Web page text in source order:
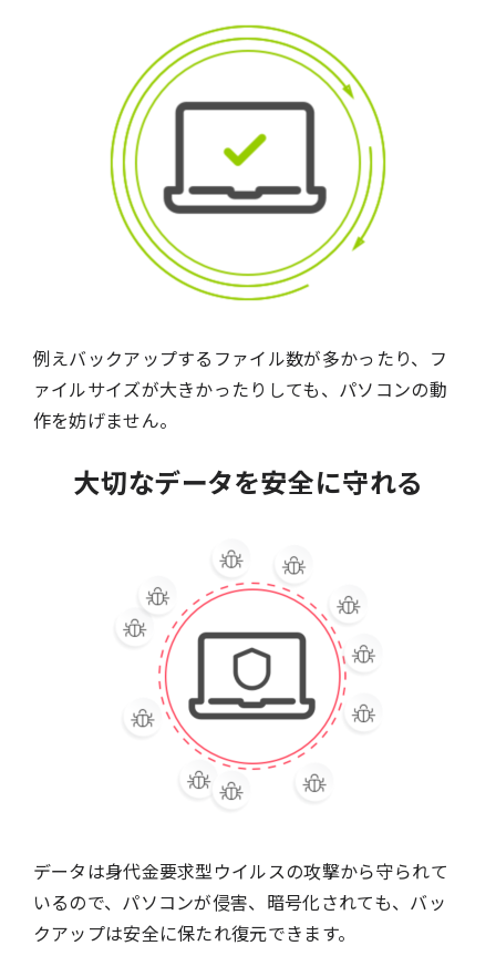
例えバックアップするファイル数が多かったり、フ
ァイルサイズが大きかったりしても、パソコンの動
作を妨げません。
大切なデータを安全に守れる
データは身代金要求型ウイルスの攻撃から守られて
いるので、パソコンが侵害、暗号化されても、バッ
クアップは安全に保たれ復元できます。